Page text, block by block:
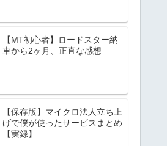
【MT初心者】ロードスター納
車から2ヶ月、正直な感想
【保存版】マイクロ法人立ち上
げで僕が使ったサービスまとめ
【実録】